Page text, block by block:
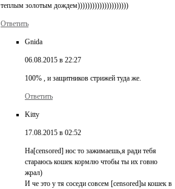
теплым золотым дождем)))))))))))))))))))))
Ответить
Gnida
06.08.2015 в 22:27
100% , и защитников стрижей туда же.
Ответить
Kitty
17.08.2015 в 02:52
На[censored] нос то зажимаешь,я ради тебя
стараюсь кошек кормлю чтобы ты их говно
жрал)
И че это у тя соседи совсем [censored]ы кошек в